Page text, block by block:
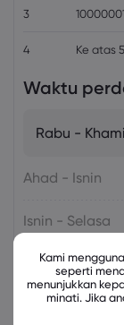
3
4 Ke atas
Waktu
Rabu -
Ahad - Isnin
Isnin - Selasa
Selasa - Rabu
Khamis -
Kami
seperti
menunjukkan
minati. Jika